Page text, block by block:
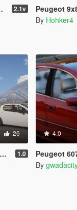
2.1v Peugeot
By Hohker4
26
1.0
4.0
Peugeot 607
By